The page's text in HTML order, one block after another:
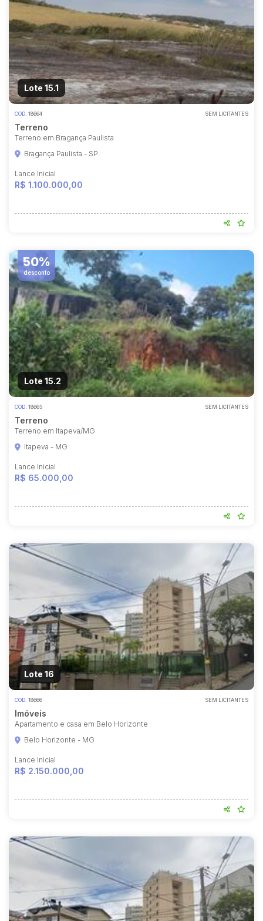
Lote 15.1
COD. 18664 SEM LICITANTES
Terreno
Terreno em Bragança Paulista
Bragança Paulista - SP
Lance Inicial
R$ 1.100.000,00
50%
desconto
Lote 15.2
COD. 18665 SEM LICITANTES
Terreno
Terreno em Itapeva/MG
Itapeva - MG
Lance Inicial
R$ 65.000,00
Lote 16
COD. 18666 SEM LICITANTES
Imóveis
Apartamento e casa em Belo Horizonte
Belo Horizonte - MG
Lance Inicial
R$ 2.150.000,00